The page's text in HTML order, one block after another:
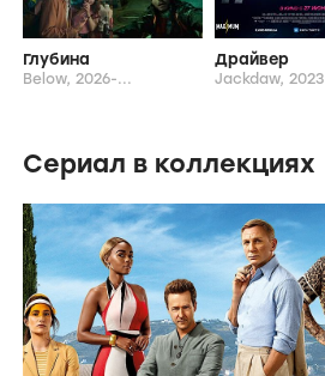
Глубина
Below, 2026-...
Драйвер
Jackdaw, 2023
Сериал в коллекциях